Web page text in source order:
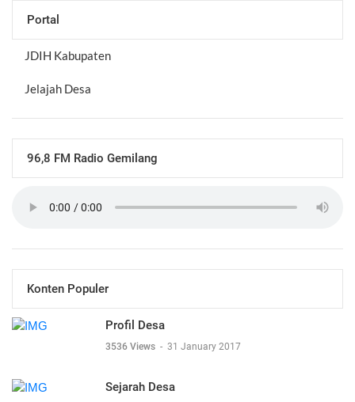
Portal
JDIH Kabupaten
Jelajah Desa
96,8 FM Radio Gemilang
Konten Populer
Profil Desa
3536 Views - 31 January 2017
Sejarah Desa